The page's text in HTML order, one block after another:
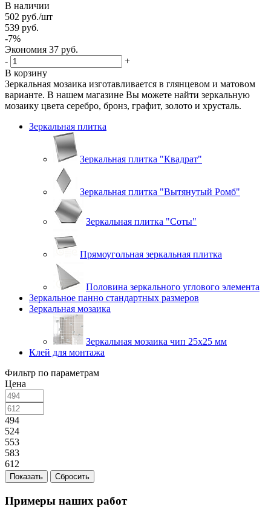
В наличии
502 руб./шт
539 руб.
-7%
Экономия 37 руб.
-
+
В корзину
Зеркальная мозаика изготавливается в глянцевом и матовом
варианте. В нашем магазине Вы можете найти зеркальную
мозаику цвета серебро, бронз, графит, золото и хрусталь.
Зеркальная плитка
Зеркальная плитка "Квадрат"
Зеркальная плитка "Вытянутый Ромб"
Зеркальная плитка "Соты"
Прямоугольная зеркальная плитка
Половина зеркального углового элемента
Зеркальное панно стандартных размеров
Зеркальная мозаика
Зеркальная мозаика чип 25х25 мм
Клей для монтажа
Фильтр по параметрам
Цена
494
524
553
583
612
Сбросить
Примеры наших работ